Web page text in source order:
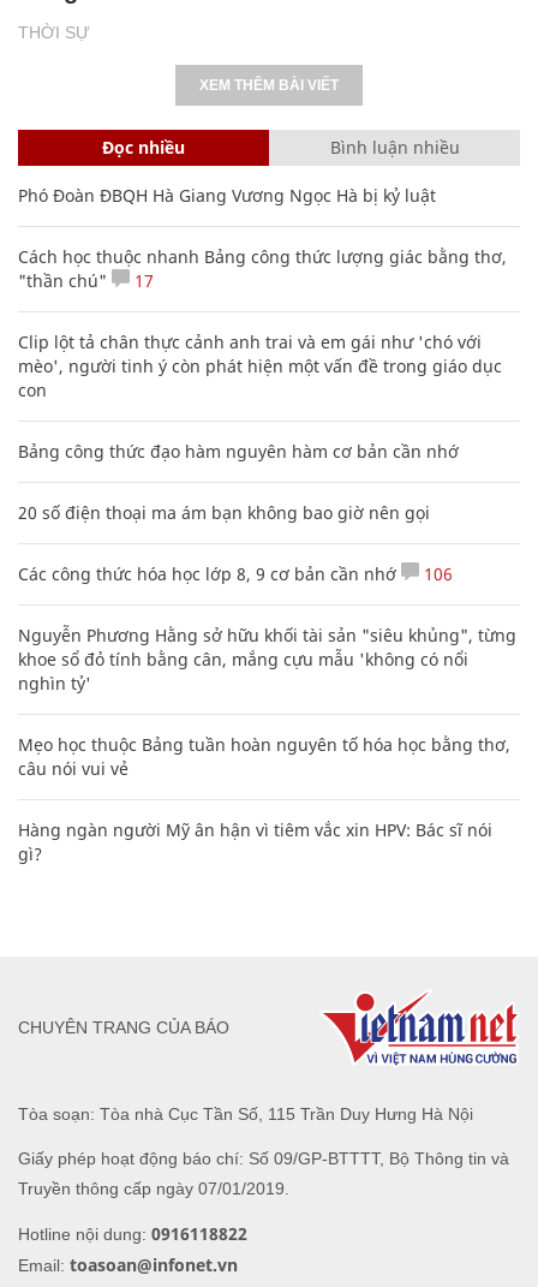
THỜI SỰ
XEM THÊM BÀI VIẾT
Đọc nhiều Bình luận nhiều
Phó Đoàn ĐBQH Hà Giang Vương Ngọc Hà bị kỷ luật
Cách học thuộc nhanh Bảng công thức lượng giác bằng thơ,
"thần chú"
17
Clip lột tả chân thực cảnh anh trai và em gái như 'chó với
mèo', người tinh ý còn phát hiện một vấn đề trong giáo dục
con
Bảng công thức đạo hàm nguyên hàm cơ bản cần nhớ
20 số điện thoại ma ám bạn không bao giờ nên gọi
Các công thức hóa học lớp 8, 9 cơ bản cần nhớ 106
Nguyễn Phương Hằng sở hữu khối tài sản "siêu khủng", từng
khoe sổ đỏ tính bằng cân, mắng cựu mẫu 'không có nổi
nghìn tỷ'
Mẹo học thuộc Bảng tuần hoàn nguyên tố hóa học bằng thơ,
câu nói vui vẻ
Hàng ngàn người Mỹ ân hận vì tiêm vắc xin HPV: Bác sĩ nói
gì?
Tòa soạn: Tòa nhà Cục Tần Số, 115 Trần Duy Hưng Hà Nội
Giấy phép hoạt động báo chí: Số 09/GP-BTTTT, Bộ Thông tin và
Truyền thông cấp ngày 07/01/2019.
Hotline nội dung: 0916118822
Email: toasoan@infonet.vn
CHUYÊN TRANG CỦA BÁO